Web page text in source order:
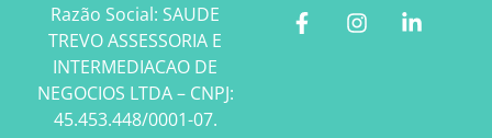
Razão Social: SAUDE
TREVO ASSESSORIA E
INTERMEDIACAO DE
NEGOCIOS LTDA – CNPJ:
45.453.448/0001-07.